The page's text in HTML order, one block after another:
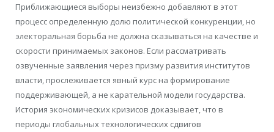
Приближающиеся выборы неизбежно добавляют в этот
процесс определенную долю политической конкуренции, но
электоральная борьба не должна сказываться на качестве и
скорости принимаемых законов. Если рассматривать
озвученные заявления через призму развития институтов
власти, прослеживается явный курс на формирование
поддерживающей, а не карательной модели государства.
История экономических кризисов доказывает, что в
периоды глобальных технологических сдвигов